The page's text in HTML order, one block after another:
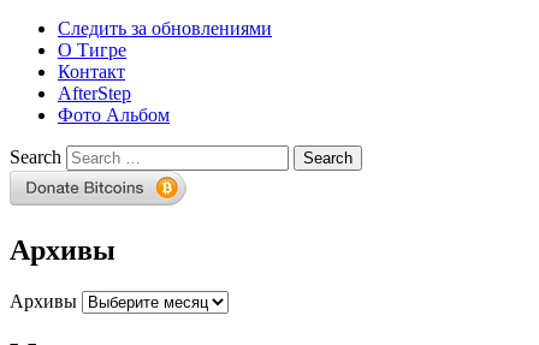
Следить за обновлениями
О Тигре
Контакт
AfterStep
Фото Альбом
Search
Архивы
Архивы